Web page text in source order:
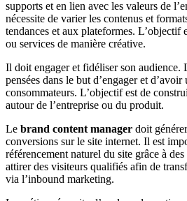
supports et en lien avec les valeurs de
nécessite de varier les contenus et
tendances et aux plateformes. L’objectif
ou services de manière créative.
Il doit engager et fidéliser son audience.
pensées dans le but d’engager et
consommateurs. L’objectif est de
autour de l’entreprise ou du produit.
Le brand content manager doit
conversions sur le site internet. Il est
référencement naturel du site grâce à
attirer des visiteurs qualifiés afin de
via l’inbound marketing.